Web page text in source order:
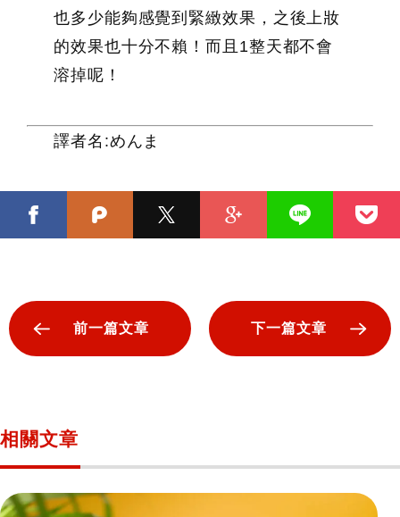
也多少能夠感覺到緊緻效果，之後上妝
的效果也十分不賴！而且1整天都不會
溶掉呢！
譯者名:めんま
前一篇文章 下一篇文章
相關文章